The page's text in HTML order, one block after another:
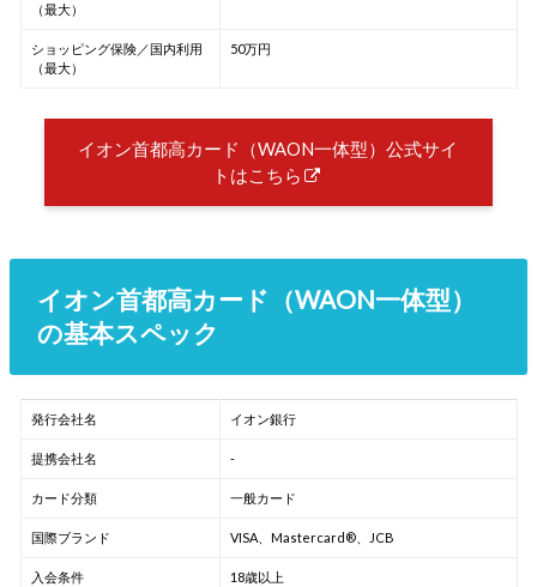
（最大）
ショッピング保険／国内利用
（最大）
50万円
イオン首都高カード（WAON一体型）公式サイ
トはこちら
イオン首都高カード（WAON一体型）
の基本スペック
発行会社名 イオン銀行
提携会社名 -
カード分類 一般カード
国際ブランド VISA、Mastercard®、JCB
入会条件
18歳以上